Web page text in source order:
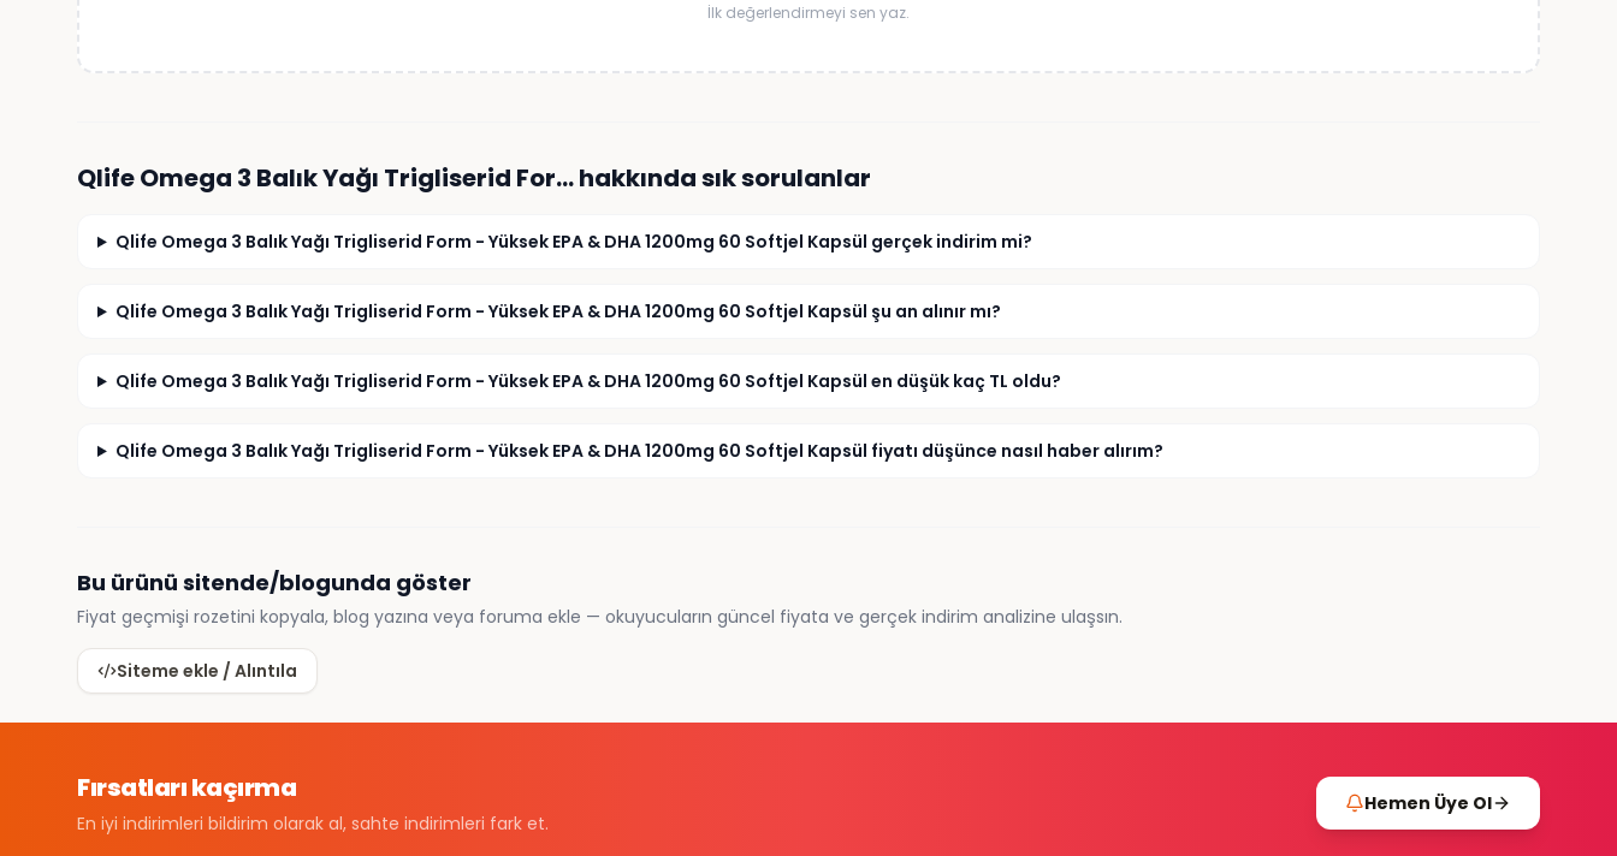
İlk değerlendirmeyi sen yaz.
Qlife Omega 3 Balık Yağı Trigliserid For…hakkında sık sorulanlar
Qlife Omega 3 Balık Yağı Trigliserid Form - Yüksek EPA & DHA 1200mg 60 Softjel Kapsül gerçek indirim mi?
Qlife Omega 3 Balık Yağı Trigliserid Form - Yüksek EPA & DHA 1200mg 60 Softjel Kapsül şu an alınır mı?
Qlife Omega 3 Balık Yağı Trigliserid Form - Yüksek EPA & DHA 1200mg 60 Softjel Kapsül en düşük kaç TL oldu?
Qlife Omega 3 Balık Yağı Trigliserid Form - Yüksek EPA & DHA 1200mg 60 Softjel Kapsül fiyatı düşünce nasıl haber alırım?
Bu ürünü sitende/blogunda göster
Fiyat geçmişi rozetini kopyala, blog yazına veya foruma ekle — okuyucuların güncel fiyata ve gerçek indirim analizine ulaşsın.
Siteme ekle / Alıntıla
Fırsatları kaçırma
En iyi indirimleri bildirim olarak al, sahte indirimleri fark et.
Hemen Üye Ol